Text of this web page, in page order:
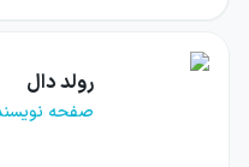
مردی زشت،
دیگران لذت می‌برند.
رولد دال
صفحه